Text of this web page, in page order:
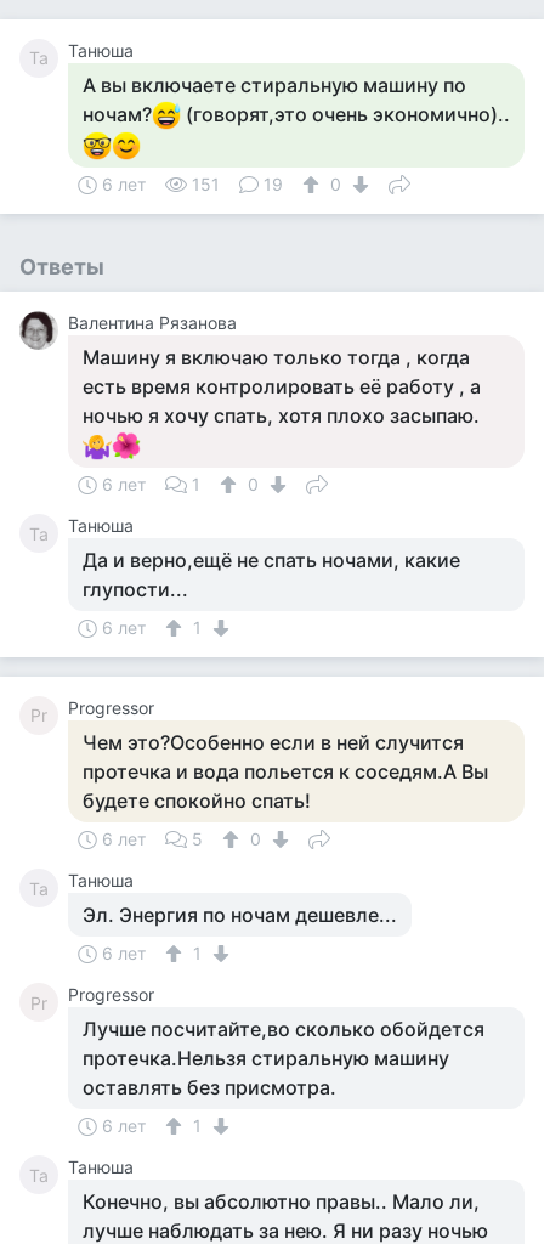
Та Танюша
А вы включаете стиральную машину по
ночам?
(говорят,это очень экономично)..
6 лет 151 19 0
Ответы
Валентина Рязанова
Машину я включаю только тогда , когда
есть время контролировать её работу , а
ночью я хочу спать, хотя плохо засыпаю.
6 лет 1 0
Та Танюша
Да и верно,ещё не спать ночами, какие
глупости...
6 лет 1
Pr Progressor
Чем это?Особенно если в ней случится
протечка и вода польется к соседям.А Вы
будете спокойно спать!
6 лет 5 0
Та Танюша
Эл. Энергия по ночам дешевле...
6 лет 1
Pr Progressor
Лучше посчитайте,во сколько обойдется
протечка.Нельзя стиральную машину
оставлять без присмотра.
6 лет 1
Та Танюша
Конечно, вы абсолютно правы.. Мало ли,
лучше наблюдать за нею. Я ни разу ночью